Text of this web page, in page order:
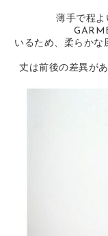
薄手で程
いるため、柔らかな
丈は前後の差異が